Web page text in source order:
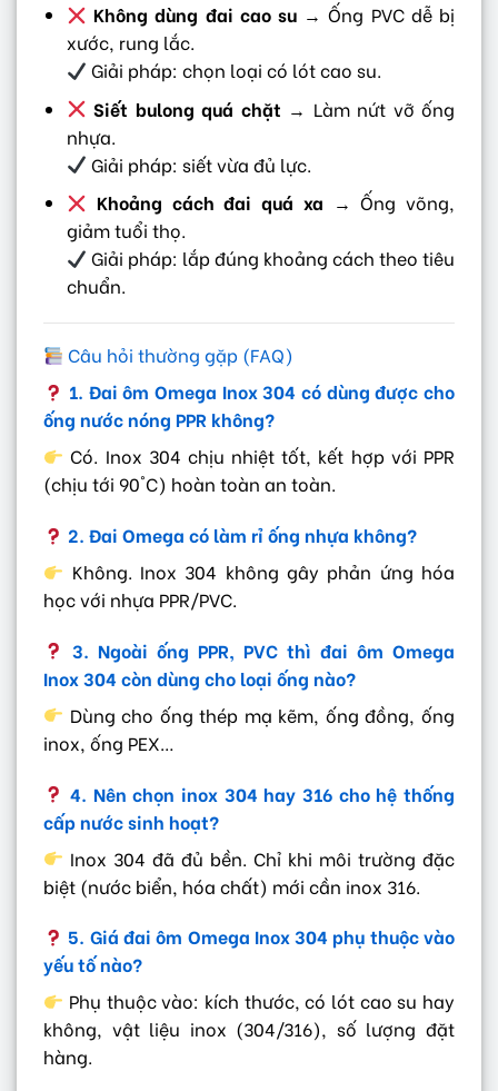
Không dùng đai cao su → Ống PVC dễ bị
xước, rung lắc.
Giải pháp: chọn loại có lót cao su.
Siết bulong quá chặt → Làm nứt vỡ ống
nhựa.
Giải pháp: siết vừa đủ lực.
Khoảng cách đai quá xa → Ống võng,
giảm tuổi thọ.
Giải pháp: lắp đúng khoảng cách theo tiêu
chuẩn.
Câu hỏi thường gặp (FAQ)
1. Đai ôm Omega Inox 304 có dùng được cho
ống nước nóng PPR không?
Có. Inox 304 chịu nhiệt tốt, kết hợp với PPR
(chịu tới 90°C) hoàn toàn an toàn.
2. Đai Omega có làm rỉ ống nhựa không?
Không. Inox 304 không gây phản ứng hóa
học với nhựa PPR/PVC.
3. Ngoài ống PPR, PVC thì đai ôm Omega
Inox 304 còn dùng cho loại ống nào?
Dùng cho ống thép mạ kẽm, ống đồng, ống
inox, ống PEX…
4. Nên chọn inox 304 hay 316 cho hệ thống
cấp nước sinh hoạt?
Inox 304 đã đủ bền. Chỉ khi môi trường đặc
biệt (nước biển, hóa chất) mới cần inox 316.
5. Giá đai ôm Omega Inox 304 phụ thuộc vào
yếu tố nào?
Phụ thuộc vào: kích thước, có lót cao su hay
không, vật liệu inox (304/316), số lượng đặt
hàng.